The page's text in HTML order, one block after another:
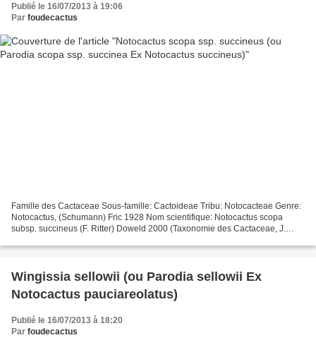
Publié le 16/07/2013 à 19:06
Par foudecactus
Famille des Cactaceae Sous-famille: Cactoideae Tribu: Notocacteae Genre:
Notocactus, (Schumann) Fric 1928 Nom scientifique: Notocactus scopa
subsp. succineus (F. Ritter) Doweld 2000 (Taxonomie des Cactaceae, J.
Wingissia sellowii (ou Parodia sellowii Ex
Notocactus pauciareolatus)
Publié le 16/07/2013 à 18:20
Par foudecactus